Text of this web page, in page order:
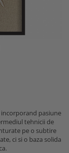
pasiune
tehnicii de
pe o subtire
ci si o baza solida